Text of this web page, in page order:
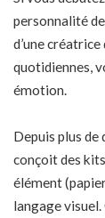
personnalité
d’une
quotidiennes,
émotion.
Depuis plus de
conçoit des
élément
langage